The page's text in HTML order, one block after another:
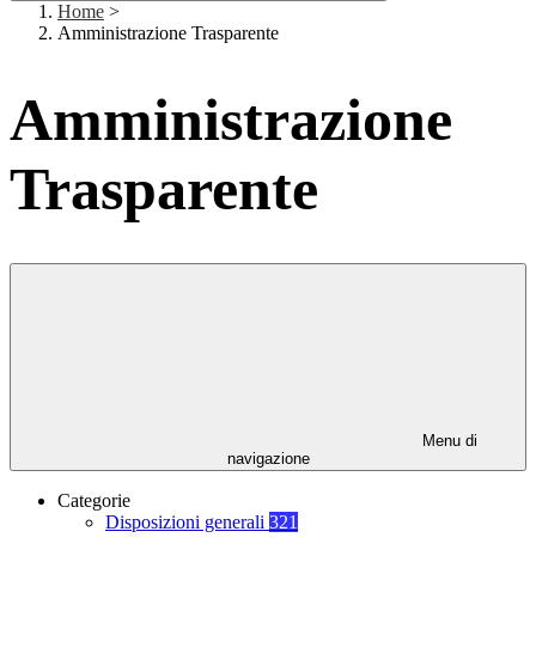
Home >
Amministrazione Trasparente
Amministrazione
Trasparente
Menu di
navigazione
Categorie
Disposizioni generali 321